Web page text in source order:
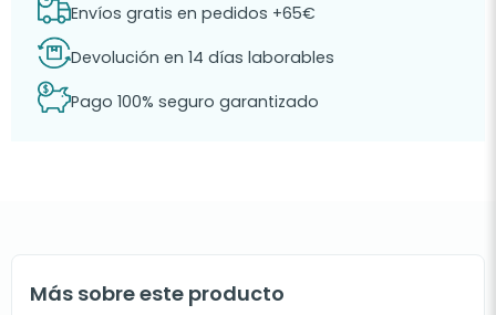
Envíos gratis en pedidos +65€
Devolución en 14 días laborables
Pago 100% seguro garantizado
Más sobre este producto